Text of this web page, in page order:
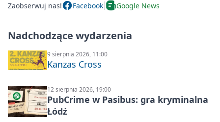
Zaobserwuj nas! Facebook Google News
Nadchodzące wydarzenia
9 sierpnia 2026, 11:00
Kanzas Cross
12 sierpnia 2026, 19:00
PubCrime w Pasibus: gra kryminalna
Łódź